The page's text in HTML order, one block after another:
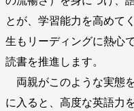
とが、学習能力を高めて
生もリーディングに熱心
読書を推進します。
両親がこのような実態
に入ると、高度な英語力